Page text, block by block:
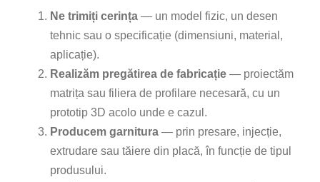
Ne trimiți cerința — un model fizic, un desen
tehnic sau o specificație (dimensiuni, material,
aplicație).
Realizăm pregătirea de fabricație — proiectăm
matrița sau filiera de profilare necesară, cu un
prototip 3D acolo unde e cazul.
Producem garnitura — prin presare, injecție,
extrudare sau tăiere din placă, în funcție de tipul
produsului.